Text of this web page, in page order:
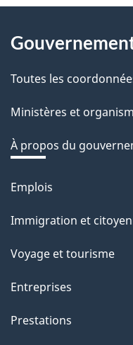
v
o
t
r
r
é
t
r
a
c
i
o
About
this
site
Toutes les
Ministères et
À propos du
Thèmes
sujets
Emplois
Immigration et
Voyage et tourisme
Entreprises
Prestations